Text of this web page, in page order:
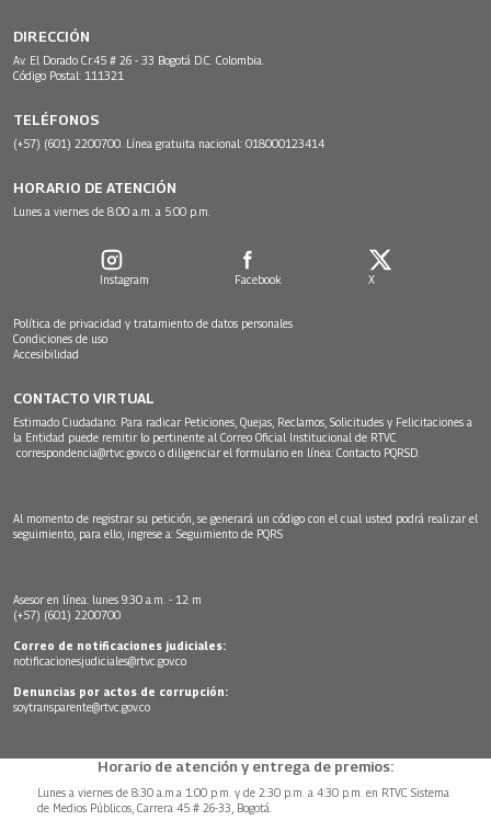
DIRECCIÓN
Av. El Dorado Cr.45 # 26 - 33 Bogotá D.C. Colombia.
Código Postal: 111321
TELÉFONOS
(+57) (601) 2200700. Línea gratuita nacional: 018000123414
HORARIO DE ATENCIÓN
Lunes a viernes de 8:00 a.m. a 5:00 p.m.
Instagram Facebook X
Política de privacidad y tratamiento de datos personales
Condiciones de uso
Accesibilidad
CONTACTO VIRTUAL
Estimado Ciudadano: Para radicar Peticiones, Quejas, Reclamos, Solicitudes y Felicitaciones a
la Entidad puede remitir lo pertinente al Correo Oficial Institucional de RTVC
correspondencia@rtvc.gov.co o diligenciar el formulario en línea: Contacto PQRSD.
Al momento de registrar su petición, se generará un código con el cual usted podrá realizar el
seguimiento, para ello, ingrese a: Seguimiento de PQRS
Asesor en línea: lunes 9:30 a.m. - 12 m
(+57) (601) 2200700
Correo de notificaciones judiciales:
notificacionesjudiciales@rtvc.gov.co
Denuncias por actos de corrupción:
soytransparente@rtvc.gov.co
Horario de atención y entrega de premios:
Lunes a viernes de 8:30 a.m.a 1:00 p.m. y de 2:30 p.m. a 4:30 p.m. en RTVC Sistema
de Medios Públicos, Carrera 45 # 26-33, Bogotá.